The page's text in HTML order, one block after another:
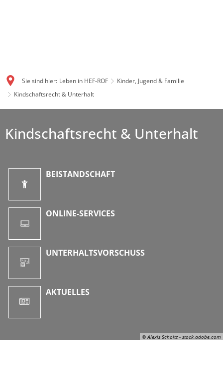
Sie sind hier: Leben in HEF-ROF
Kinder, Jugend & Familie
Kindschaftsrecht & Unterhalt
© Alexis Scholtz - stock.adobe.com
Kindschaftsrecht & Unterhalt
BEISTANDSCHAFT
ONLINE-SERVICES
UNTERHALTSVORSCHUSS
AKTUELLES